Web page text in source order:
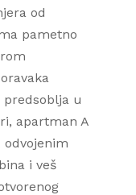
od
pametno
predsoblja u
apartman A
odvojenim
i veš